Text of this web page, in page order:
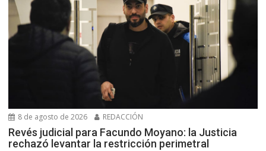
8 de agosto de 2026 REDACCIÓN
Revés judicial para Facundo Moyano: la Justicia
rechazó levantar la restricción perimetral